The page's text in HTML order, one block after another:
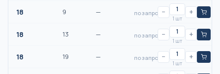
18 9 — по запросу−
1 шт
+
18 13 — по запросу−
1 шт
+
18 19 — по запросу−
1 шт
+